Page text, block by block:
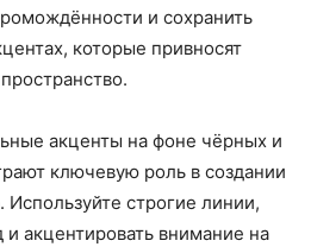
и сохранить
которые привносят
акценты на фоне чёрных и
ключевую роль в создании
строгие линии,
и акцентировать внимание на